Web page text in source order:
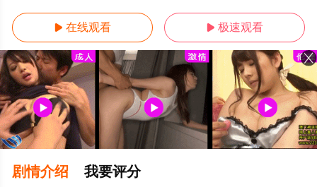
 在线观看  极速观看
剧情介绍 我要评分